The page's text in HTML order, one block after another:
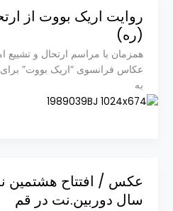
روایت اریک بووت از
(ره)
همزمان با مراسم ارتحال و تشییع
عکاس فرانسوی “اریک بووت”
به
عکس / افتتاح هشتمین
سال دوربین.نت در قم